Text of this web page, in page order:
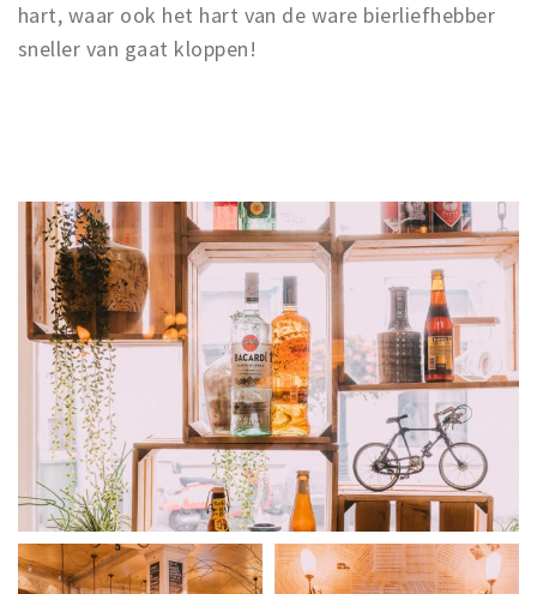
hart, waar ook het hart van de ware bierliefhebber
sneller van gaat kloppen!